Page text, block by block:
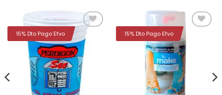
Añadir
a la
lista de
deseos
15% Dto Pago Efvo 15% Dto Pago Efvo